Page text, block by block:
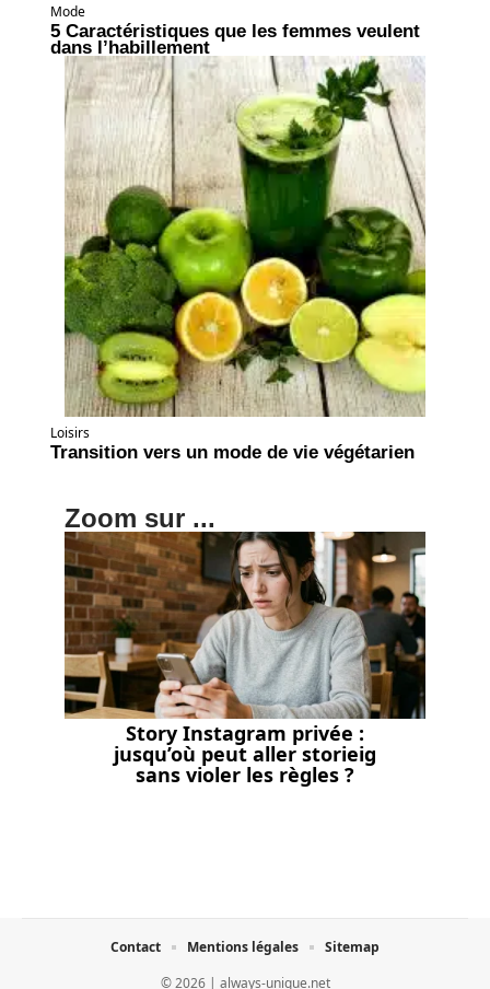
Mode
5 Caractéristiques que les femmes veulent
dans l’habillement
Loisirs
Transition vers un mode de vie végétarien
Zoom sur ...
Story Instagram privée :
jusqu’où peut aller storieig
sans violer les règles ?
© 2026 | always-unique.net
Contact Mentions légales Sitemap